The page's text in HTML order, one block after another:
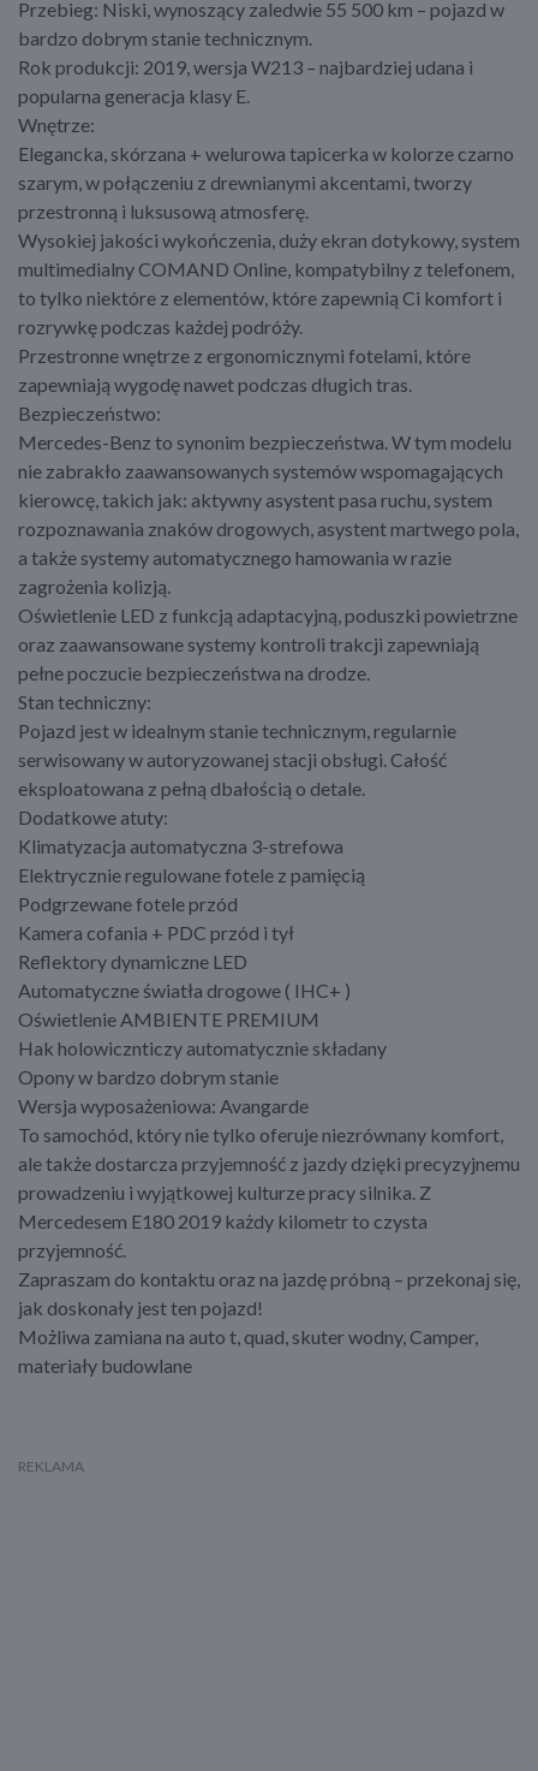
Przebieg: Niski, wynoszący zaledwie 55 500 km – pojazd w
bardzo dobrym stanie technicznym.
Rok produkcji: 2019, wersja W213 – najbardziej udana i
popularna generacja klasy E.
Wnętrze:
Elegancka, skórzana + welurowa tapicerka w kolorze czarno
szarym, w połączeniu z drewnianymi akcentami, tworzy
przestronną i luksusową atmosferę.
Wysokiej jakości wykończenia, duży ekran dotykowy, system
multimedialny COMAND Online, kompatybilny z telefonem,
to tylko niektóre z elementów, które zapewnią Ci komfort i
rozrywkę podczas każdej podróży.
Przestronne wnętrze z ergonomicznymi fotelami, które
zapewniają wygodę nawet podczas długich tras.
Bezpieczeństwo:
Mercedes-Benz to synonim bezpieczeństwa. W tym modelu
nie zabrakło zaawansowanych systemów wspomagających
kierowcę, takich jak: aktywny asystent pasa ruchu, system
rozpoznawania znaków drogowych, asystent martwego pola,
a także systemy automatycznego hamowania w razie
zagrożenia kolizją.
Oświetlenie LED z funkcją adaptacyjną, poduszki powietrzne
oraz zaawansowane systemy kontroli trakcji zapewniają
pełne poczucie bezpieczeństwa na drodze.
Stan techniczny:
Pojazd jest w idealnym stanie technicznym, regularnie
serwisowany w autoryzowanej stacji obsługi. Całość
eksploatowana z pełną dbałością o detale.
Dodatkowe atuty:
Klimatyzacja automatyczna 3-strefowa
Elektrycznie regulowane fotele z pamięcią
Podgrzewane fotele przód
Kamera cofania + PDC przód i tył
Reflektory dynamiczne LED
Automatyczne światła drogowe ( IHC+ )
Oświetlenie AMBIENTE PREMIUM
Hak holowicznticzy automatycznie składany
Opony w bardzo dobrym stanie
Wersja wyposażeniowa: Avangarde
To samochód, który nie tylko oferuje niezrównany komfort,
ale także dostarcza przyjemność z jazdy dzięki precyzyjnemu
prowadzeniu i wyjątkowej kulturze pracy silnika. Z
Mercedesem E180 2019 każdy kilometr to czysta
przyjemność.
Zapraszam do kontaktu oraz na jazdę próbną – przekonaj się,
jak doskonały jest ten pojazd!
Możliwa zamiana na auto t, quad, skuter wodny, Camper,
materiały budowlane